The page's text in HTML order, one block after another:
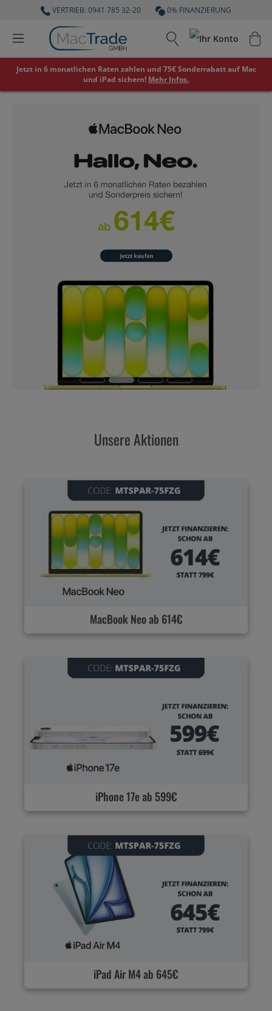
VERTRIEB: 0941 785 32-20 0% FINANZIERUNG
Jetzt in 6 monatlichen Raten zahlen und 75€ Sonderrabatt auf Mac
und iPad sichern! Mehr Infos.
Unsere Aktionen
MacBook Neo ab 614€
iPhone 17e ab 599€
iPad Air M4 ab 645€